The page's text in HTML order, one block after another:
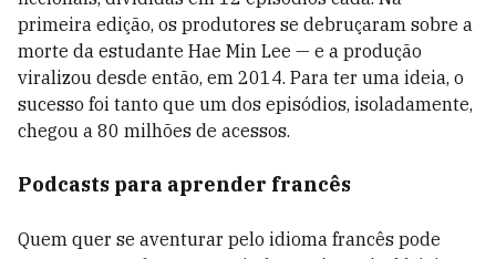
primeira edição, os produtores se debruçaram sobre a
morte da estudante Hae Min Lee — e a produção
viralizou desde então, em 2014. Para ter uma ideia, o
sucesso foi tanto que um dos episódios, isoladamente,
chegou a 80 milhões de acessos.
Podcasts para aprender francês
Quem quer se aventurar pelo idioma francês pode